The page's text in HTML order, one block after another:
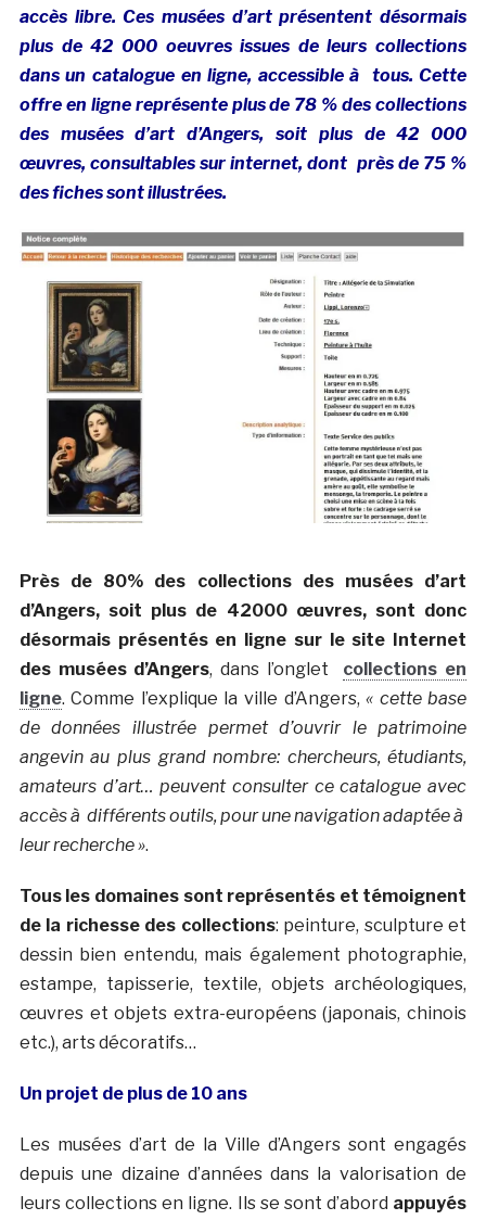
accès libre. Ces musées d’art présentent désormais
plus de 42 000 oeuvres issues de leurs collections
dans un catalogue en ligne, accessible à tous. Cette
offre en ligne représente plus de 78 % des collections
des musées d’art d’Angers, soit plus de 42 000
œuvres, consultables sur internet, dont près de 75 %
des fiches sont illustrées.
Près de 80% des collections des musées d’art
d’Angers, soit plus de 42000 œuvres, sont donc
désormais présentés en ligne sur le site Internet
des musées d’Angers, dans l’onglet collections en
ligne. Comme l’explique la ville d’Angers,« cette base
de données illustrée permet d’ouvrir le patrimoine
angevin au plus grand nombre: chercheurs, étudiants,
amateurs d’art… peuvent consulter ce catalogue avec
accès à différents outils, pour une navigation adaptée à
leur recherche ».
Tous les domaines sont représentés et témoignent
de la richesse des collections: peinture, sculpture et
dessin bien entendu, mais également photographie,
estampe, tapisserie, textile, objets archéologiques,
œuvres et objets extra-européens (japonais, chinois
etc.), arts décoratifs…
Un projet de plus de 10 ans
Les musées d’art de la Ville d’Angers sont engagés
depuis une dizaine d’années dans la valorisation de
leurs collections en ligne. Ils se sont d’abord appuyés